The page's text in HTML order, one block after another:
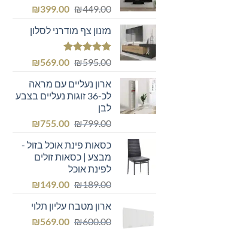
₪449.00
המחיר
היה:
₪449.00.
₪399.00
המחיר
הוא:מזנון צף מודרני לסלון
דורג5.00
₪595.00
המחיר
היה:
₪595.00.
₪569.00
המחיר
הוא:
₪569.00.
ארון נעליים עם מראה
לכ-36 זוגות נעליים בצבע
לבן
₪799.00
המחיר
היה:
₪799.00.
₪755.00
המחיר
הוא:
כסאות פינת אוכל בזול -
מבצע | כסאות זולים
לפינת אוכל
₪189.00
המחיר
היה:
₪189.00.
₪149.00
המחיר
הוא:
₪149.00.
ארון מטבח עליון תלוי
₪600.00
המחיר ₪569.00
המחיר